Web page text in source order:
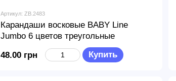
Артикул: ZB.2483
Карандаши восковые BABY Line
Jumbo 6 цветов треугольные
48.00 грн Купить